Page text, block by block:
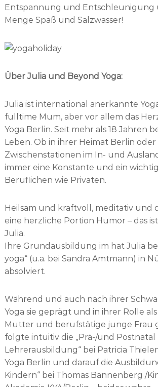
Entspannung und Entschleunigung
Menge Spaß und Salzwasser!
Über Julia und Beyond Yoga:
Julia ist international anerkannte
fulltime Mum, aber vor allem das
Yoga Berlin. Seit mehr als 18 Jahren
Leben. Ob in ihrer Heimat Berlin
Zwischenstationen im In- und
immer eine Konstante und ein
Beruflichen wie Privaten.
Heilsam und kraftvoll, meditativ und
eine herzliche Portion Humor – das
Julia.
Ihre Grundausbildung im hat Julia
yoga“ (u.a. bei Sandra Amtmann) in
absolviert.
Während und auch nach ihrer
Yoga sie geprägt und in ihrer Rolle
Mutter und berufstätige junge Frau
folgte intuitiv die „Prä-/und Postnatal
Lehrerausbildung“ bei Patricia
Yoga Berlin und darauf die
Kindern“ bei Thomas Bannenberg /